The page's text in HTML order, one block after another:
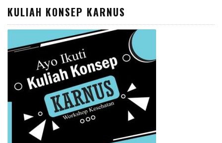
KULIAH KONSEP KARNUS